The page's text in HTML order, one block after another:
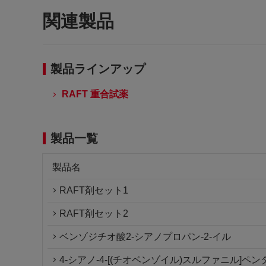
関連製品
製品ラインアップ
RAFT 重合試薬
製品一覧
製品名
RAFT剤セット1
RAFT剤セット2
ベンゾジチオ酸2-シアノプロパン-2-イル
4-シアノ-4-[(チオベンゾイル)スルファニル]ペン